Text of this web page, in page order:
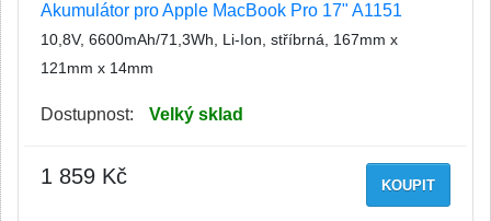
Akumulátor pro Apple MacBook Pro 17" A1151
10,8V, 6600mAh/71,3Wh, Li-Ion, stříbrná, 167mm x
121mm x 14mm
Dostupnost: Velký sklad
KOUPIT
1 859 Kč